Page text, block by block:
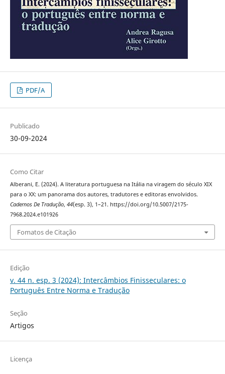
PDF/A
Publicado
30-09-2024
Como Citar
Alberani, E. (2024). A literatura portuguesa na Itália na viragem do século XIX
para o XX: um panorama dos autores, tradutores e editoras envolvidos.
Cadernos De Tradução, 44(esp. 3), 1–21. https://doi.org/10.5007/2175-
7968.2024.e101926
Fomatos de Citação
Edição
v. 44 n. esp. 3 (2024): Intercâmbios Finisseculares: o
Português Entre Norma e Tradução
Seção
Artigos
Licença